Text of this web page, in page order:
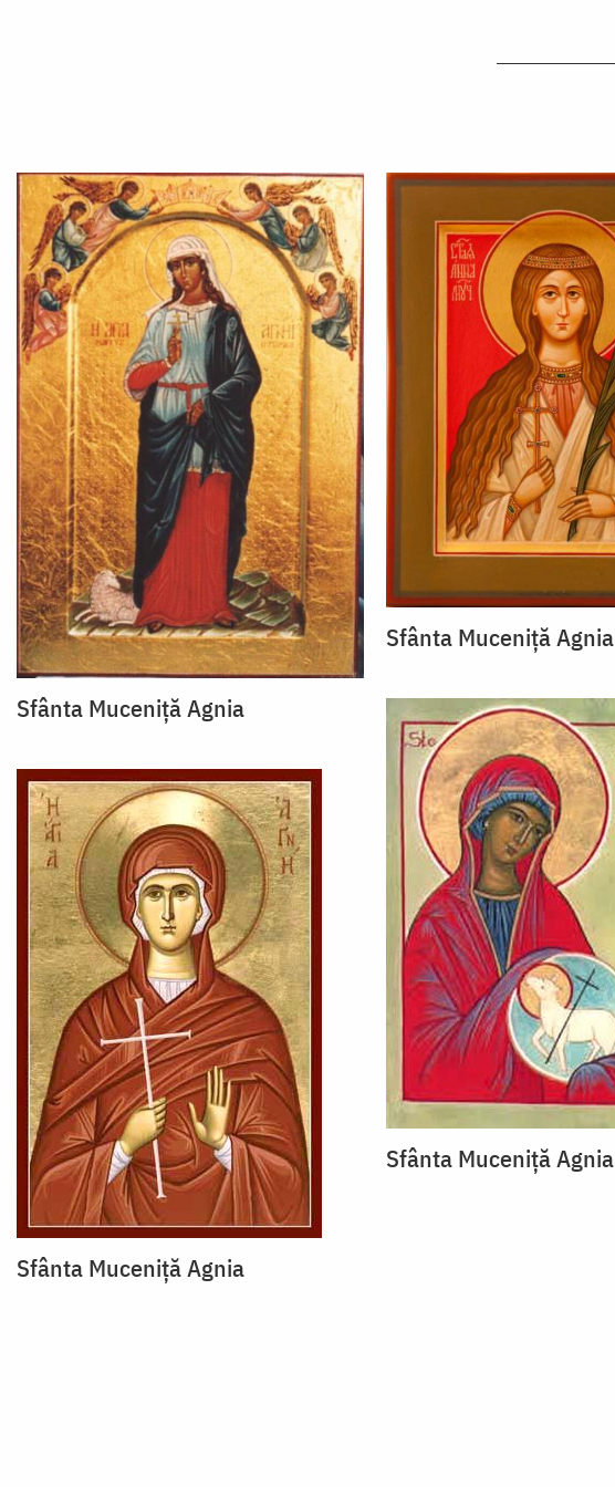
Sfânta Muceniţă Agnia
Sfânta Muceniţă Agnia
Sfânta Muceniţă Agnia
Sfânta Muceniţă Agnia